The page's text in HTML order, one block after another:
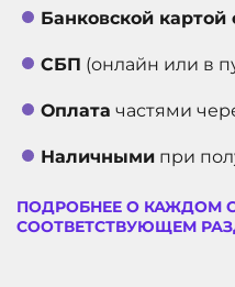
АРТИКУЛ
Банковской картой
СБП (онлайн или в
Оплата частями
Наличными при
ПОДРОБНЕЕ О КАЖДОМ
СООТВЕТСТВУЮЩЕМ